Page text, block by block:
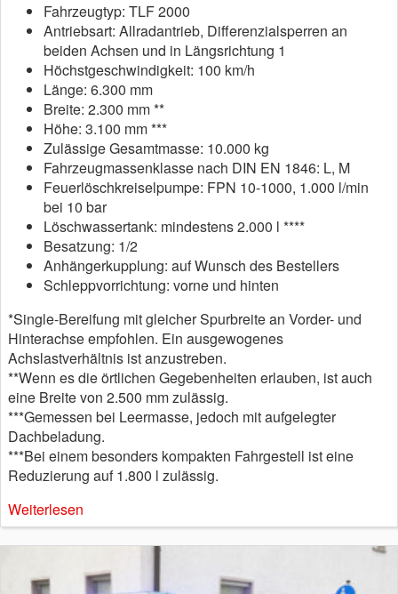
Fahrzeugtyp: TLF 2000
Antriebsart: Allradantrieb, Differenzialsperren an
beiden Achsen und in Längsrichtung 1
Höchstgeschwindigkeit: 100 km/h
Länge: 6.300 mm
Breite: 2.300 mm **
Höhe: 3.100 mm ***
Zulässige Gesamtmasse: 10.000 kg
Fahrzeugmassenklasse nach DIN EN 1846: L, M
Feuerlöschkreiselpumpe: FPN 10-1000, 1.000 l/min
bei 10 bar
Löschwassertank: mindestens 2.000 l ****
Besatzung: 1/2
Anhängerkupplung: auf Wunsch des Bestellers
Schleppvorrichtung: vorne und hinten
*Single-Bereifung mit gleicher Spurbreite an Vorder- und
Hinterachse empfohlen. Ein ausgewogenes
Achslastverhältnis ist anzustreben.
**Wenn es die örtlichen Gegebenheiten erlauben, ist auch
eine Breite von 2.500 mm zulässig.
***Gemessen bei Leermasse, jedoch mit aufgelegter
Dachbeladung.
***Bei einem besonders kompakten Fahrgestell ist eine
Reduzierung auf 1.800 l zulässig.
Weiterlesen